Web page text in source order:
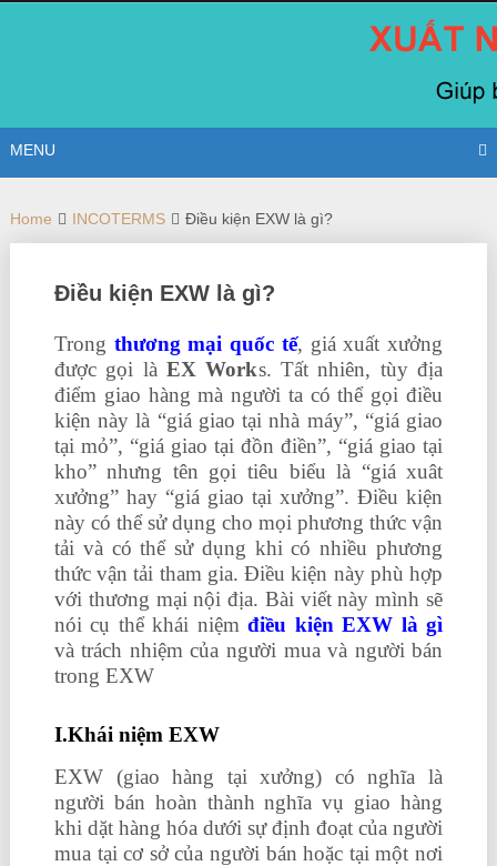
MENU
Home INCOTERMS Điều kiện EXW là gì?
Điều kiện EXW là gì?
Trong thương mại quốc tế, giá xuất xưởng
được gọi làEX Works. Tất nhiên, tùy địa
điểm giao hàng mà người ta có thể gọi điều
kiện này là “giá giao tại nhà máy”, “giá giao
tại mỏ”, “giá giao tại đồn điền”, “giá giao tại
kho” nhưng tên gọi tiêu biểu là “giá xuât
xưởng” hay “giá giao tại xưởng”. Điều kiện
này có thể sử dụng cho mọi phương thức vận
tải và có thể sử dụng khi có nhiều phương
thức vận tải tham gia. Điều kiện này phù hợp
với thương mại nội địa. Bài viết này mình sẽ
nói cụ thể khái niệmđiều kiện EXW là gì
và trách nhiệm của người mua và người bán
trong EXW
I.Khái niệm EXW
EXW (giao hàng tại xưởng) có nghĩa là
người bán hoàn thành nghĩa vụ giao hàng
khi dặt hàng hóa dưới sự định đoạt của người
mua tại cơ sở của người bán hoặc tại một nơi